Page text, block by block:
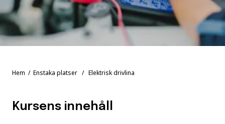
Hem / Enstaka platser / Elektrisk drivlina
Kursens innehåll